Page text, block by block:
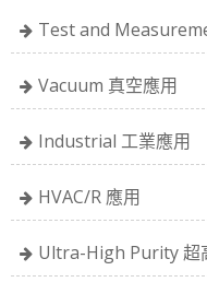
Test and
Vacuum 真空應用
Industrial 工業應用
HVAC/R 應用
Ultra-High Purity 超